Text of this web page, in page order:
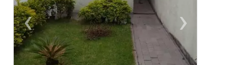
‹
Previous
›